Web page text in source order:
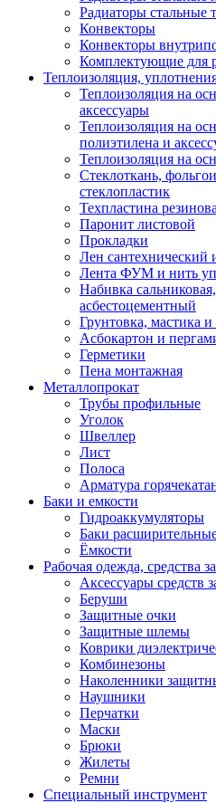
Радиаторы стальные
Конвекторы
Конвекторы
Комплектующие для
Теплоизоляция,
Теплоизоляция на
аксессуары
Теплоизоляция на
полиэтилена и
Теплоизоляция на
Стеклоткань,
стеклопластик
Техпластина
Паронит листовой
Прокладки
Лен сантехнический
Лента ФУМ и нить
Набивка
асбестоцементный
Грунтовка, мастика и
Асбокартон и
Герметики
Пена монтажная
Металлопрокат
Трубы профильные
Уголок
Швеллер
Лист
Полоса
Арматура
Баки и емкости
Гидроаккумуляторы
Баки
Ёмкости
Рабочая одежда, средства
Аксессуары средств
Беруши
Защитные очки
Защитные шлемы
Коврики
Комбинезоны
Наколенники
Наушники
Перчатки
Маски
Брюки
Жилеты
Ремни
Специальный инструмент